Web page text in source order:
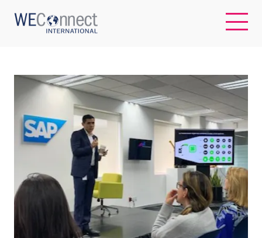
ABOUT US
REGIONS
WOMEN-OWNED BUSINESSES
BUYER MEMBERSHIP